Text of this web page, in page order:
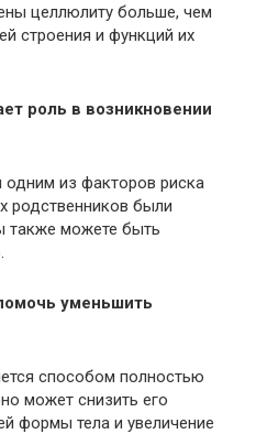
целлюлиту больше, чем
строения и функций их
роль в возникновении
одним из факторов риска
родственников были
также можете быть
уменьшить
способом полностью
может снизить его
формы тела и увеличение